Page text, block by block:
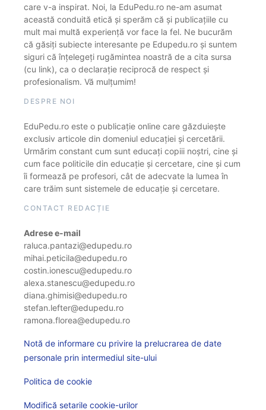
care v-a inspirat. Noi, la EduPedu.ro ne-am asumat
această conduită etică și sperăm că și publicațiile cu
mult mai multă experiență vor face la fel. Ne bucurăm
că găsiți subiecte interesante pe Edupedu.ro și suntem
siguri că înțelegeți rugămintea noastră de a cita sursa
(cu link), ca o declarație reciprocă de respect și
profesionalism. Vă mulțumim!
DESPRE NOI
EduPedu.ro este o publicație online care găzduiește
exclusiv articole din domeniul educației și cercetării.
Urmărim constant cum sunt educați copiii noștri, cine și
cum face politicile din educație și cercetare, cine și cum
îi formează pe profesori, cât de adecvate la lumea în
care trăim sunt sistemele de educație și cercetare.
CONTACT REDACȚIE
Adrese e-mail
raluca.pantazi@edupedu.ro
mihai.peticila@edupedu.ro
costin.ionescu@edupedu.ro
alexa.stanescu@edupedu.ro
diana.ghimisi@edupedu.ro
stefan.lefter@edupedu.ro
ramona.florea@edupedu.ro
Notă de informare cu privire la prelucrarea de date
personale prin intermediul site-ului
Politica de cookie
Modifică setarile cookie-urilor